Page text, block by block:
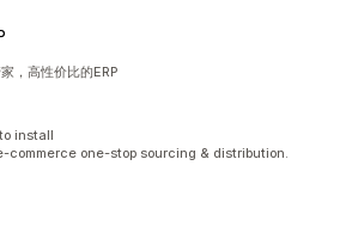
，高性价比的ERP
install
commerce one-stop sourcing & distribution.